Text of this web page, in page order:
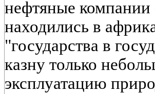
нефтяные
находились в
"государства в
казну только
эксплуатацию